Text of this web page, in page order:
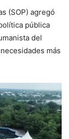
(SOP) agregó
pública
del
más